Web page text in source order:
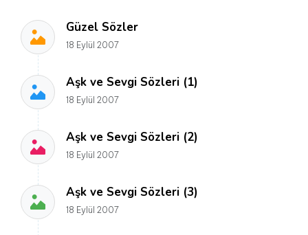
Güzel Sözler
18 Eylül 2007
Aşk ve Sevgi Sözleri (1)
18 Eylül 2007
Aşk ve Sevgi Sözleri (2)
18 Eylül 2007
Aşk ve Sevgi Sözleri (3)
18 Eylül 2007